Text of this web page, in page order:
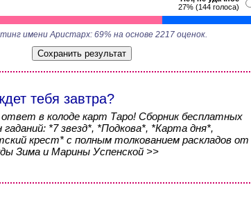
27% (144 голоса)
имени Аристарх: 69% на основе 2217 оценок.
тебя завтра?
в колоде карт Таро! Сборник бесплатных
гаданий: *7 звезд*, *Подкова*, *Карта дня*,
крест* с полным толкованием раскладов от
Зима и Марины Успенской >>